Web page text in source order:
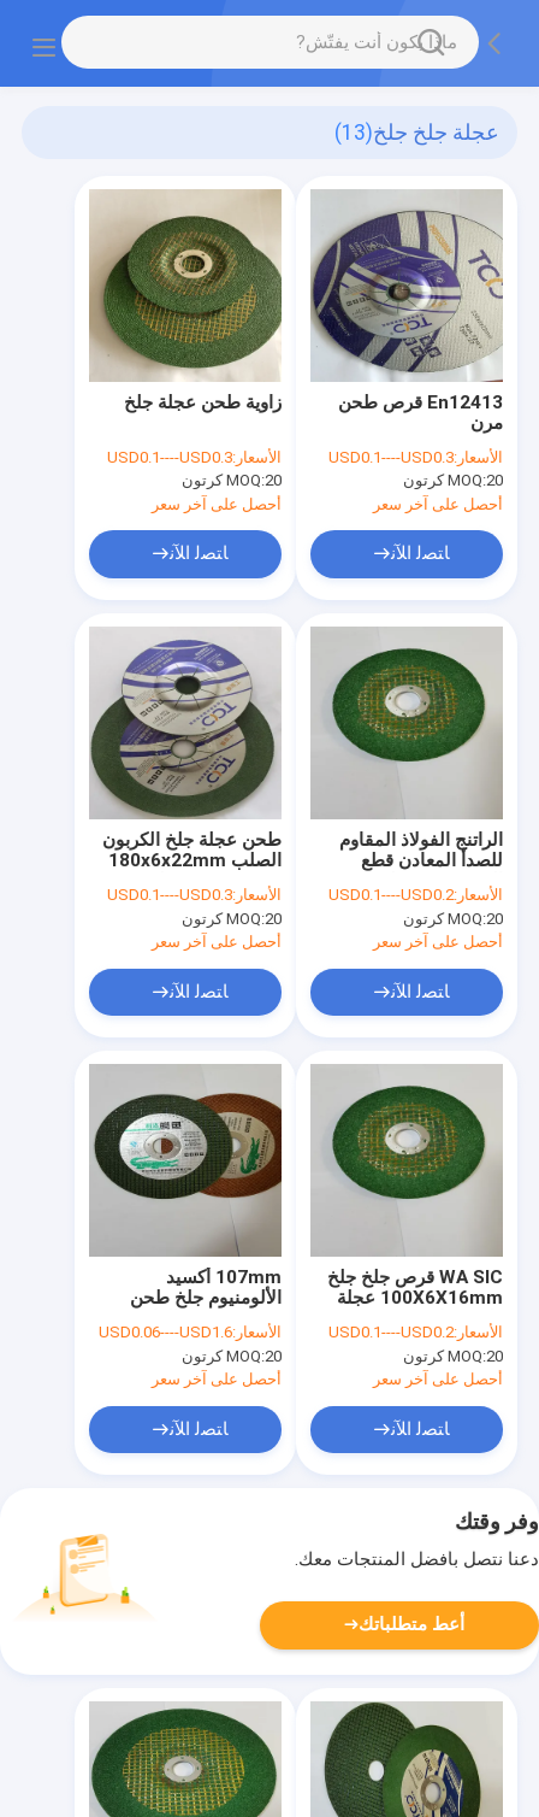
عجلة جلخ جلخ(13)
زاوية طحن عجلة جلخ
الأسعار:USD0.1----USD0.3
MOQ:20 كرتون
أحصل على آخر سعر
ﺎﺘﺼﻟ ﺍﻶﻧ
En12413 قرص طحن
مرن
الأسعار:USD0.1----USD0.3
MOQ:20 كرتون
أحصل على آخر سعر
ﺎﺘﺼﻟ ﺍﻶﻧ
طحن عجلة جلخ الكربون
الصلب 180x6x22mm
الراتنج
الأسعار:USD0.1----USD0.3
MOQ:20 كرتون
أحصل على آخر سعر
ﺎﺘﺼﻟ ﺍﻶﻧ
الراتنج الفولاذ المقاوم
للصدأ المعادن قطع
180mm يموت القرص
طاحونة
الأسعار:USD0.1----USD0.2
MOQ:20 كرتون
أحصل على آخر سعر
ﺎﺘﺼﻟ ﺍﻶﻧ
107mm أكسيد
الألومنيوم جلخ طحن
قطع القرص
الأسعار:USD0.06----USD1.6
MOQ:20 كرتون
أحصل على آخر سعر
ﺎﺘﺼﻟ ﺍﻶﻧ
WA SIC قرص جلخ جلخ
100X6X16mm عجلة
طحن بزاوية معدنية
الأسعار:USD0.1----USD0.2
MOQ:20 كرتون
أحصل على آخر سعر
ﺎﺘﺼﻟ ﺍﻶﻧ
وفر وقتك
دعنا نتصل بأفضل المنتجات معك.
أعط متطلباتك